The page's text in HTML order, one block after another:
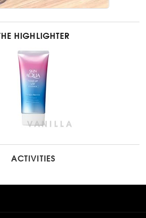
THE HIGHLIGHTER
ACTIVITIES